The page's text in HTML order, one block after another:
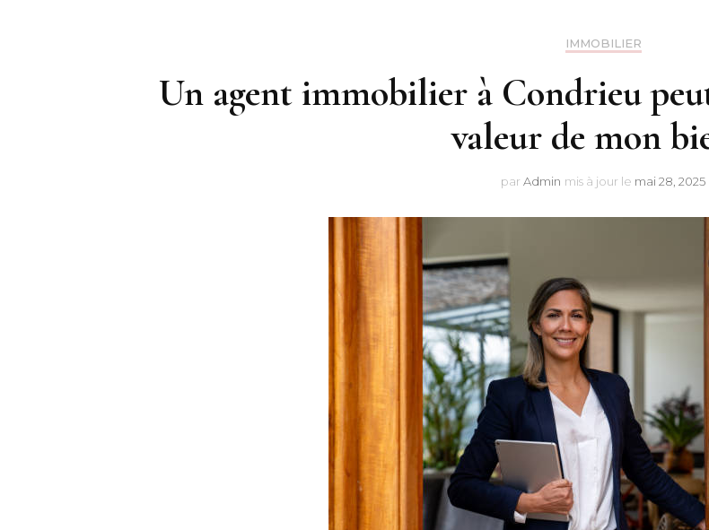
IMMOBILIER
Un agent immobilier à Condrieu
valeur de mon
par Admin mis à jour le mai 28, 2025